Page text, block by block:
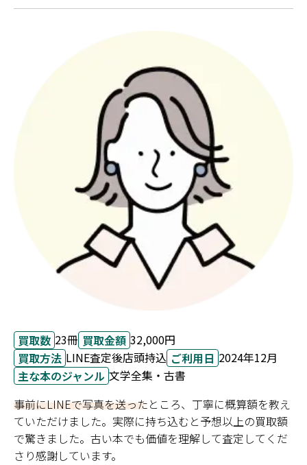
買取数 23冊 買取金額 32,000円
買取方法 LINE査定後店頭持込 ご利用日 2024年12月
主な本のジャンル 文学全集・古書
事前にLINEで写真を送ったところ、丁寧に概算額を教え
ていただけました。実際に持ち込むと予想以上の買取額
で驚きました。古い本でも価値を理解して査定してくだ
さり感謝しています。